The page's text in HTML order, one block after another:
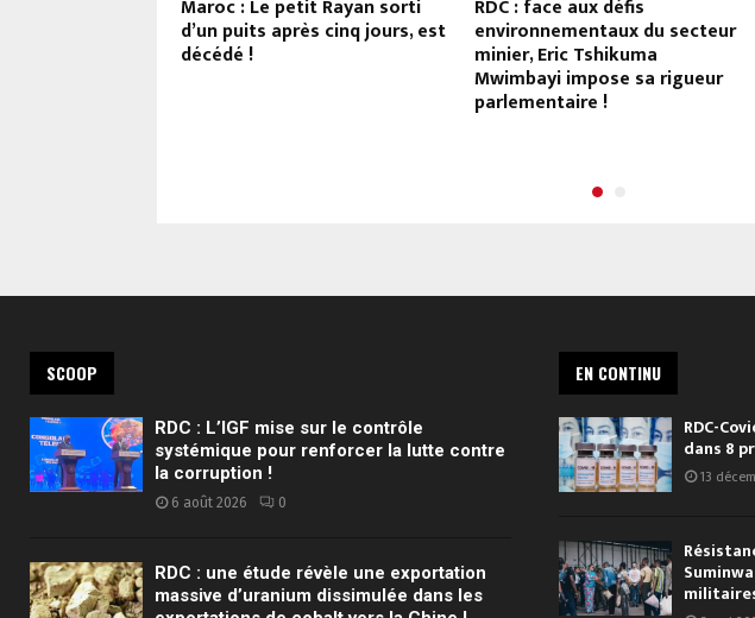
Maroc : Le petit Rayan sorti
d’un puits après cinq jours, est
décédé !
RDC : face aux défis
environnementaux du secteur
minier, Eric Tshikuma
Mwimbayi impose sa rigueur
parlementaire !
SCOOP
RDC : L’IGF mise sur le contrôle
systémique pour renforcer la lutte contre
la corruption !
6 août 2026 0
RDC : une étude révèle une exportation
massive d’uranium dissimulée dans les
EN CONTINU
RDC-
dans 8
13